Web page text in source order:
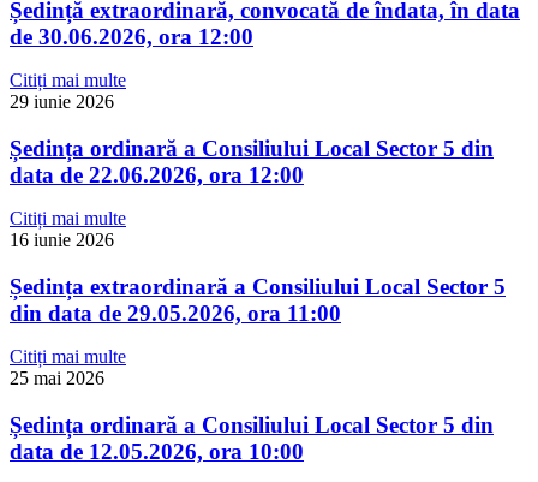
Ședință extraordinară, convocată de îndata, în data
de 30.06.2026, ora 12:00
Citiți mai multe
29 iunie 2026
Ședința ordinară a Consiliului Local Sector 5 din
data de 22.06.2026, ora 12:00
Citiți mai multe
16 iunie 2026
Ședința extraordinară a Consiliului Local Sector 5
din data de 29.05.2026, ora 11:00
Citiți mai multe
25 mai 2026
Ședința ordinară a Consiliului Local Sector 5 din
data de 12.05.2026, ora 10:00